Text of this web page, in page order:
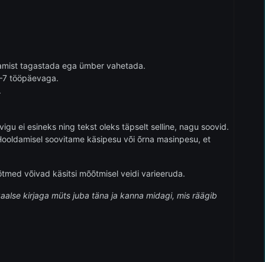
tagastada ega ümber vahetada.
tööpäevaga.
ei esineks ning tekst oleks täpselt selline, nagu soovid.
soovitame käsipesu või õrna masinpesu, et
võivad käsitsi mõõtmisel veidi varieeruda.
kirjaga müts juba täna ja kanna midagi, mis räägib